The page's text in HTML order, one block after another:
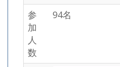
参
加
人
数
94名